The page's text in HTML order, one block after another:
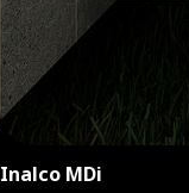
Fondovalle